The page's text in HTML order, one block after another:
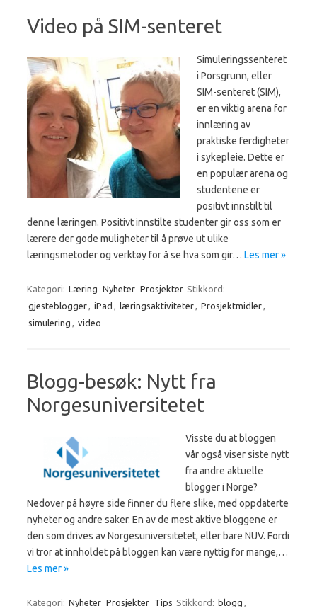
Video på SIM-senteret
Simuleringssenteret
i Porsgrunn, eller
SIM-senteret (SIM),
er en viktig arena for
innlæring av
praktiske ferdigheter
i sykepleie. Dette er
en populær arena og
studentene er
positivt innstilt til
denne læringen. Positivt innstilte studenter gir oss som er
lærere der gode muligheter til å prøve ut ulike
læringsmetoder og verktøy for å se hva som gir… Les mer »
Kategori: Læring Nyheter Prosjekter Stikkord:
gjesteblogger, iPad , læringsaktiviteter, Prosjektmidler,
simulering , video
Blogg-besøk: Nytt fra
Norgesuniversitetet
Visste du at bloggen
vår også viser siste nytt
fra andre aktuelle
blogger i Norge?
Nedover på høyre side finner du flere slike, med oppdaterte
nyheter og andre saker. En av de mest aktive bloggene er
den som drives av Norgesuniversitetet, eller bare NUV. Fordi
vi tror at innholdet på bloggen kan være nyttig for mange,…
Les mer »
Kategori: Nyheter Prosjekter Tips Stikkord: blogg ,